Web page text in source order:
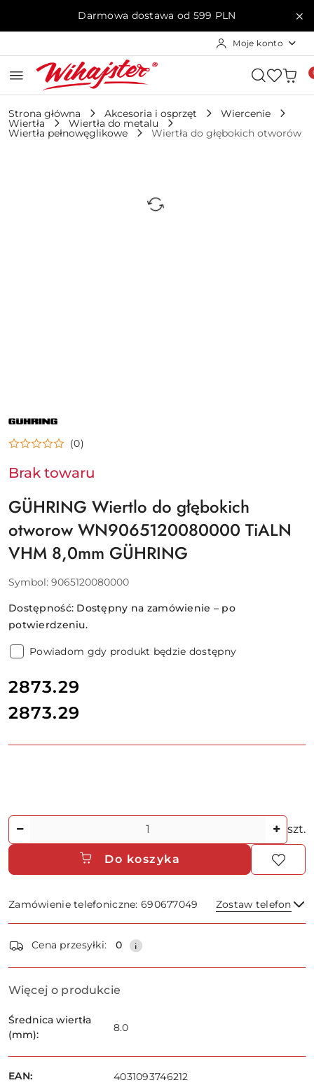
Przejdź do treści głównej
Przejdź do wyszukiwarki
Przejdź do moje konto
Przejdź do menu głównego
Przejdź do opisu produktu
Przejdź do stopkiDarmowa dostawa od 599 PLN
Moje konto
Strona główna Akcesoria i osprzęt Wiercenie
Wiertła Wiertła do metalu
Wiertła pełnowęglikowe Wiertła do głębokich otworów
NAZWA
PRODUCENTA:
GÜHRING
(0)
Brak towaru
GÜHRING Wiertlo do głębokich
otworow WN9065120080000 TiALN
VHM 8,0mm GÜHRING
Symbol: 9065120080000
Dostępność: Dostępny na zamówienie – po
potwierdzeniu.
Powiadom gdy produkt będzie dostępny
cena:
2873.29
Cena:
2873.29
Ilość szt.
Do koszyka
Zamówienie telefoniczne: 690677049 Zostaw telefon
Wyślij
i
dostawa
Cena przesyłki: 0
Więcej o produkcie
Średnica wiertła
(mm):
8.0
EAN: 4031093746212